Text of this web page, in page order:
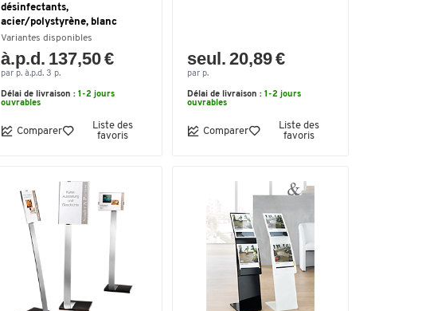
désinfectants,
acier/polystyrène, blanc
Variantes disponibles
à.p.d. 137,50 €
par p. à.p.d. 3 p.
Délai de livraison : 1-2 jours
ouvrables
Comparer
Liste des
favoris
seul. 20,89 €
par p.
Délai de livraison : 1-2 jours
ouvrables
Comparer
Liste des
favoris